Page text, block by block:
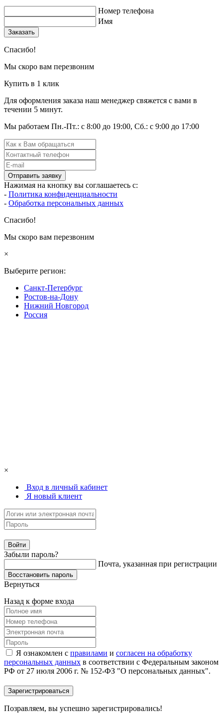
Номер телефона
Имя
Заказать
Спасибо!
Мы скоро вам перезвоним
Купить в 1 клик
Для оформления заказа наш менеджер свяжется с вами в
течении 5 минут.
Мы работаем Пн.-Пт.: с 8:00 до 19:00, Сб.: с 9:00 до 17:00
Отправить заявку
Нажимая на кнопку вы соглашаетесь с:
- Политика конфиденциальности
- Обработка персональных данных
Спасибо!
Мы скоро вам перезвоним
×
Выберите регион:
Санкт-Петербург
Ростов-на-Дону
Нижний Новгород
Россия
×
Вход в личный кабинет
Я новый клиент
Забыли пароль?
Почта, указанная при регистрации
Вернуться
Назад к форме входа
Я ознакомлен с правилами и согласен на обработку
персональных данных в соответствии с Федеральным законом
РФ от 27 июля 2006 г. № 152-ФЗ "О персональных данных".
Позравляем, вы успешно зарегистрировались!